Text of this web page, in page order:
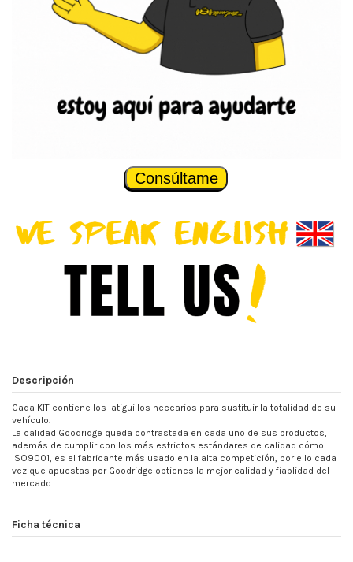
Consúltame
Descripción
Cada KIT contiene los latiguillos necearios para sustituir la totalidad de su
vehículo.
La calidad Goodridge queda contrastada en cada uno de sus productos,
además de cumplir con los más estrictos estándares de calidad cómo
ISO9001, es el fabricante más usado en la alta competición, por ello cada
vez que apuestas por Goodridge obtienes la mejor calidad y fiablidad del
mercado.
Ficha técnica